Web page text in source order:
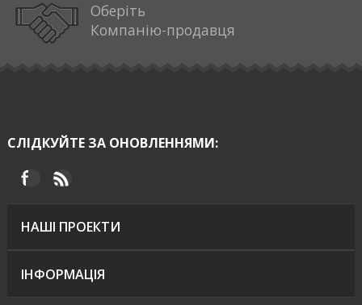
Оберіть
Компанію-продавця
СЛІДКУЙТЕ ЗА ОНОВЛЕННЯМИ:
НАШІ ПРОЕКТИ
ІНФОРМАЦІЯ